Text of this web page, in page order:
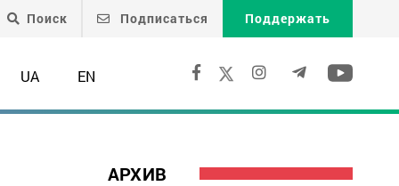
Поиск Подписаться Поддержать
UA EN
АРХИВ